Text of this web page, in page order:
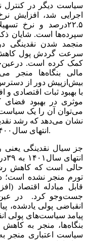
اجرایی شد، افزایش
سپرده‌ها است. شایان
منجمد شدن نقدینگی
سرعت گردش پول کاهش
کمک کرده است.
مالی بنگاه‌ها منجر
بیش‌ازپیش دور از
با بهبود ثبات اقتصادی
موثری در بهبود
می‌توان آن را یک
انتهای سال۱۴۰۰ به ۲۶.۲درصد در آبان۱۴۰۲ رسیده است.
حالی است که کاهش
تورم منجر نشده است؛
قابل مبادله اقتصاد
جست‌وجو کرد. در عین
انقباضی پولی یادشده،
پیامد سیاست‌های پولی
بنگاه‌ها، منجر به